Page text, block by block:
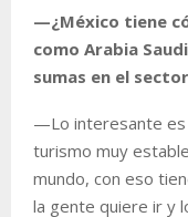
—¿México tiene
como Arabia
sumas en el
—Lo interesante es
turismo muy
mundo, con eso
la gente quiere ir y